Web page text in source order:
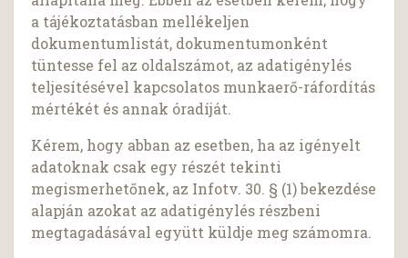
a tájékoztatásban mellékeljen
dokumentumlistát, dokumentumonként
tüntesse fel az oldalszámot, az adatigénylés
teljesítésével kapcsolatos munkaerő-ráfordítás
mértékét és annak óradíját.
Kérem, hogy abban az esetben, ha az igényelt
adatoknak csak egy részét tekinti
megismerhetőnek, az Infotv. 30. § (1) bekezdése
alapján azokat az adatigénylés részbeni
megtagadásával együtt küldje meg számomra.